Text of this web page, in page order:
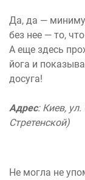
Да, да —
без нее — то,
А еще здесь
йога и
досуга!
Адрес: Киев,
Стретенской)
Не могла не